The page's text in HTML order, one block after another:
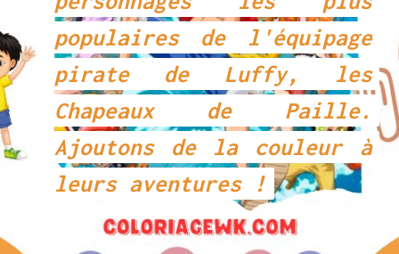
populaires de l'équipage
pirate de Luffy, les
Chapeaux de Paille.
Ajoutons de la couleur à
leurs aventures !
populaires de l'équipage
pirate de Luffy, les
Chapeaux de Paille.
Ajoutons de la couleur à
leurs aventures !